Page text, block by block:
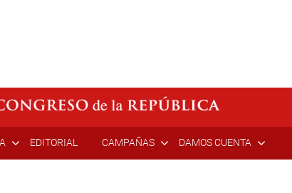
EDITORIAL CAMPAÑAS DAMOS CUENTA